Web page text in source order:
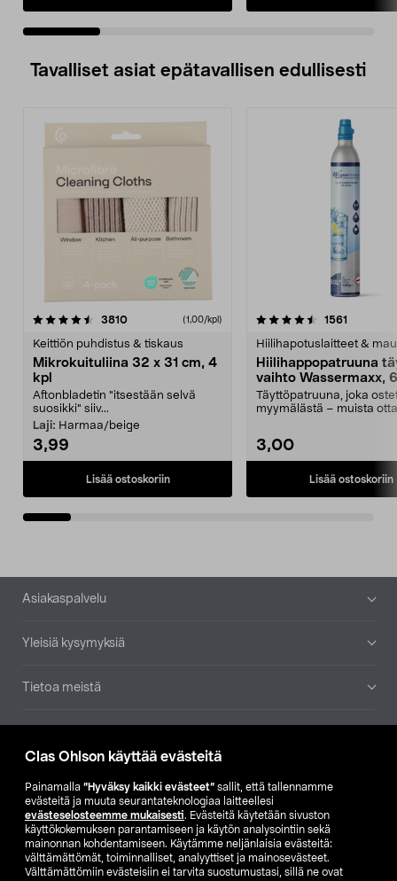
Clas Ohlson käyttää evästeitä
Painamalla ”Hyväksy kaikki evästeet” sallit, että tallennamme
evästeitä ja muuta seurantateknologiaa laitteellesi
evästeselosteemme mukaisesti. Evästeitä käytetään sivuston
käyttökokemuksen parantamiseen ja käytön analysointiin sekä
mainonnan kohdentamiseen. Käytämme neljänlaisia evästeitä:
välttämättömät, toiminnalliset, analyyttiset ja mainosevästeet.
Välttämättömiin evästeisiin ei tarvita suostumustasi, sillä ne ovat
Tavalliset asiat epätavallisen edullisesti
3810arvostelut (1,00/kpl)
Keittiön puhdistus & tiskaus
Mikrokuituliina 32 x 31 cm, 4
kpl
Aftonbladetin "itsestään selvä
suosikki" siiv...
Laji: Harmaa/beige
3,99
Lisää ostoskoriin
4.5viidestä
1561
Hiilihapotuslaitteet &
Hiilihappopatruuna
vaihto Wassermaxx,
Täyttöpatruuna, joka
myymälästä – muista
3,00
Lisää ostoskoriin
4.5viidestä
Alatunniste
Asiakaspalvelu
Yleisiä kysymyksiä
Tietoa meistä
Etsi myymälä
SE NO FI